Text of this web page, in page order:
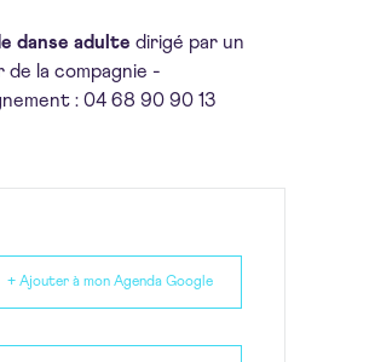
danse adulte dirigé par un
de la compagnie -
: 04 68 90 90 13
+ Ajouter à mon Agenda Google